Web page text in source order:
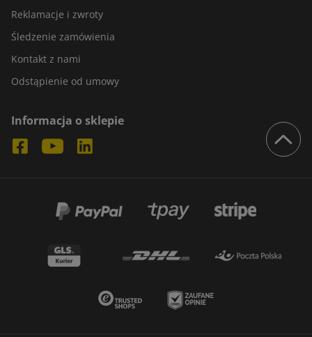
Reklamacje i zwroty
Śledzenie zamówienia
Kontakt z nami
Odstąpienie od umowy
Informacja o sklepie